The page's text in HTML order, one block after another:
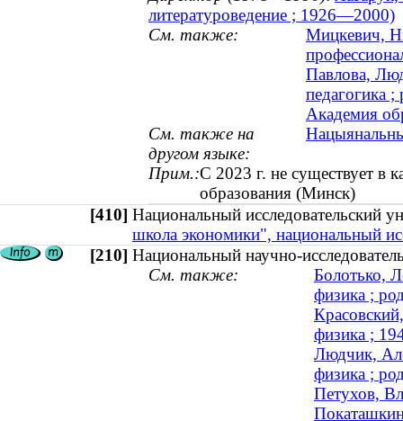
литературоведение ; 1926—2000)
См. также:
Мицкевич,
Павлова,
педагогика
Академия
См. также на
другом языке:
Прим.:С 2023 г. не существует в
образования (Минск)
[410] Национальный
школа экономики", национальный
[210] Национальный научно-
См. также:
Болотько,
физика ;
физика ;
Людчик,
физика ;
Петухов,